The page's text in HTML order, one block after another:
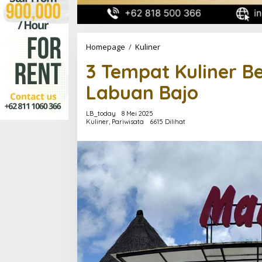
Homepage / Kuliner3
Kuliner
Bernama
Manggarai
di
Bajo
3 Tempat Kuliner
Labuan Bajo
LB_today
8 Mei 2025
Kuliner, Pariwisata 6615 Dilihat